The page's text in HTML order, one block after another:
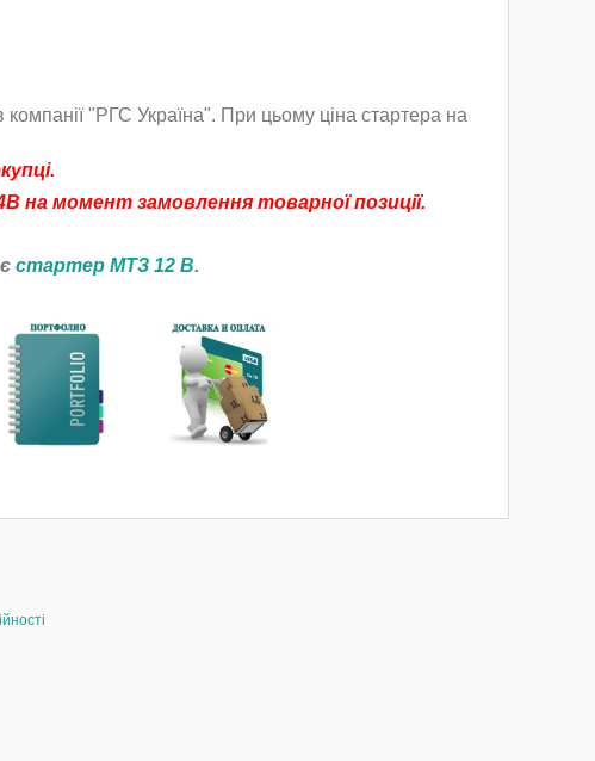
"РГС Україна". При цьому ціна стартера на
на момент замовлення товарної позиції.
стартер МТЗ 12 В.